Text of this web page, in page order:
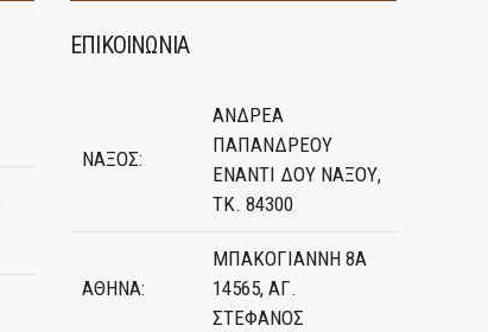
ΕΠΙΚΟΙΝΩΝΙΑ
ΝΑΞΟΣ:
ΑΝΔΡΕΑ
ΠΑΠΑΝΔΡΕΟΥ
ΕΝΑΝΤΙ ΔΟΥ ΝΑΞΟΥ,
ΤΚ. 84300
ΑΘΗΝΑ:
ΜΠΑΚΟΓΙΑΝΝΗ 8Α
14565, ΑΓ.
ΣΤΕΦΑΝΟΣ